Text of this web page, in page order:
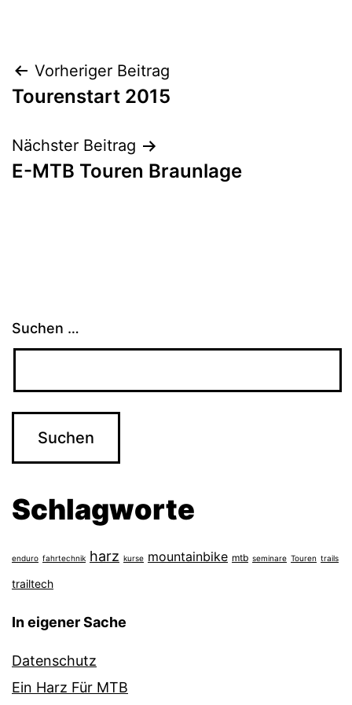
Beitragsnavigation
Vorheriger Beitrag
Tourenstart 2015
Nächster Beitrag
E-MTB Touren Braunlage
Suchen …
Schlagworte
enduro fahrtechnik harz kurse mountainbike mtb seminare Touren trails
trailtech
In eigener Sache
Datenschutz
Ein Harz Für MTB